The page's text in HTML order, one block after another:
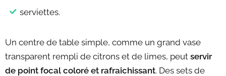
serviettes.
Un centre de table simple, comme un grand vase
transparent rempli de citrons et de limes, peut servir
de point focal coloré et rafraîchissant. Des sets de